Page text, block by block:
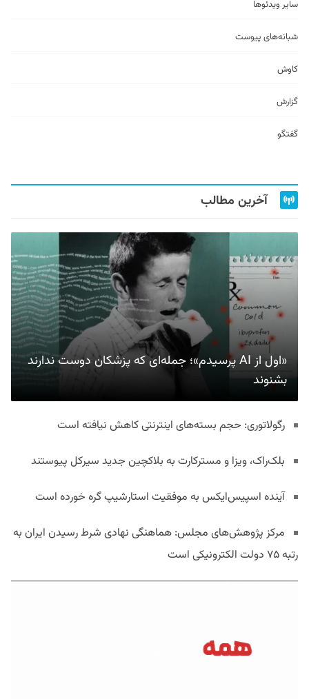
سایر ویدئو‌ها
شبانه‌های پیوست
کاوش
گزارش
گفتگو
آخرین مطالب
«اول از AI پرسیدم»؛ جمله‌ای که پزشکان دوست ندارند
بشنوند
رگولاتوری: حجم بسته‌های اینترنتی کاهش نیافته است
بلک‌راک، ویزا و مسترکارت به بلاکچین جدید سیرکل پیوستند
آینده اسپیس‌ایکس به موفقیت استارشیپ گره خورده است
مرکز پژوهش‌های مجلس: هماهنگی نهادی شرط رسیدن ایران به
رتبه ۷۵ دولت الکترونیکی است